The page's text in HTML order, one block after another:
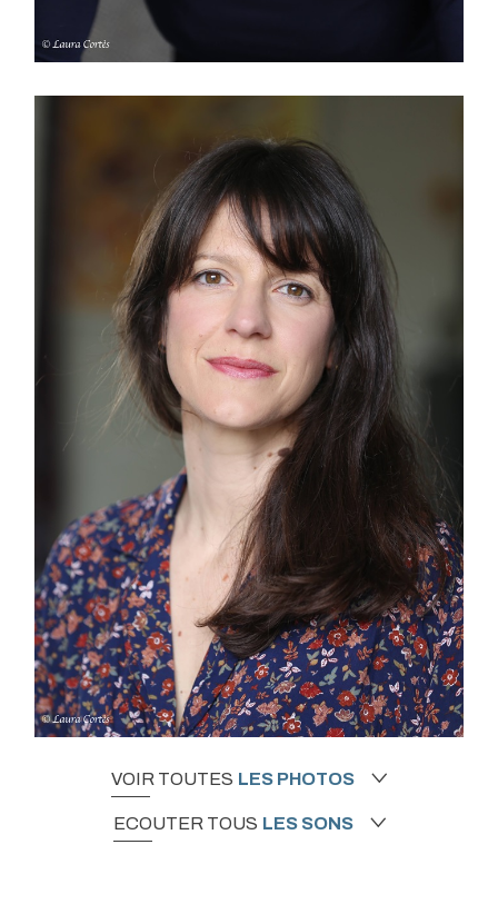
VOIR TOUTES LES PHOTOS
ECOUTER TOUS LES SONS